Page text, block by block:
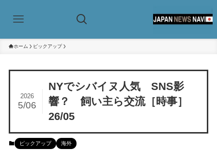
ホーム ピックアップ
NYでシバイヌ人気 SNS影
響？ 飼い主ら交流［時事］
26/05
2026
5/06
ピックアップ 海外